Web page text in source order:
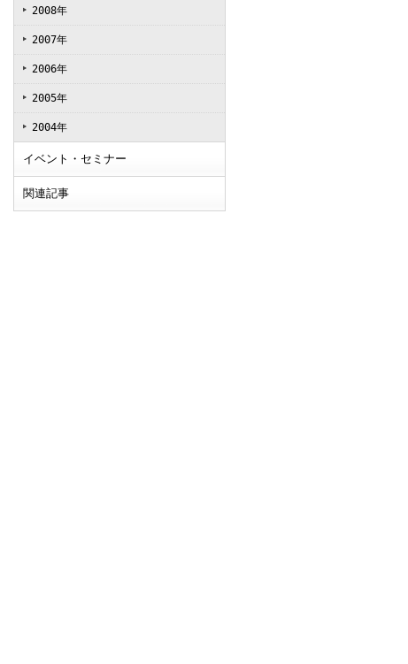
2008年
2007年
2006年
2005年
2004年
イベント・セミナー
関連記事